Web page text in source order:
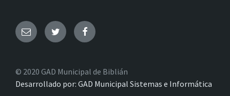
© 2020 GAD Municipal de Biblián
Desarrollado por: GAD Municipal Sistemas e Informática